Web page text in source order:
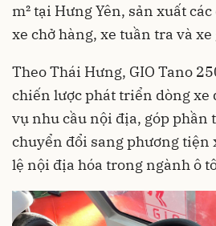
m² tại Hưng Yên, sản xuất
xe chở hàng, xe tuần tra và xe
Theo Thái Hưng, GIO Tano
chiến lược phát triển dòng xe
vụ nhu cầu nội địa, góp phần
chuyển đổi sang phương tiện
lệ nội địa hóa trong ngành ô